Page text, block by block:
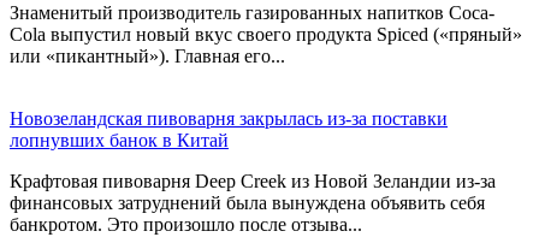
Знаменитый производитель газированных напитков Coca-
Cola выпустил новый вкус своего продукта Spiced («пряный»
или «пикантный»). Главная его...
Новозеландская пивоварня закрылась из-за поставки
лопнувших банок в Китай
Крафтовая пивоварня Deep Creek из Новой Зеландии из-за
финансовых затруднений была вынуждена объявить себя
банкротом. Это произошло после отзыва...